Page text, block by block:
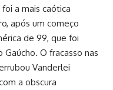
a mais caótica
após um começo
de 99, que foi
O fracasso nas
Vanderlei
a obscura